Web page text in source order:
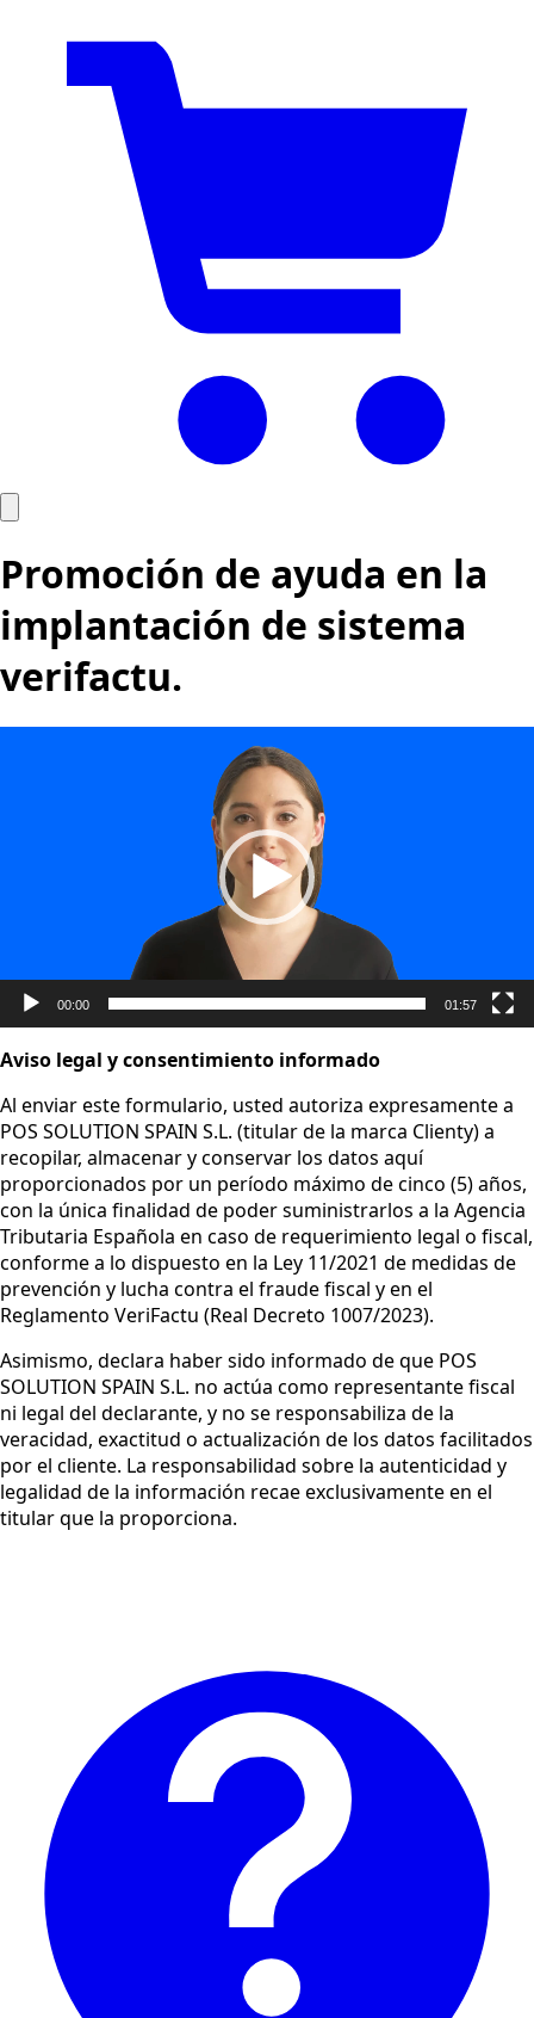
al
contenido
Promoción de ayuda en la
implantación de sistema
verifactu.
00:00 01:57
Aviso legal y consentimiento informado
Al enviar este formulario, usted autoriza expresamente a
POS SOLUTION SPAIN S.L. (titular de la marca Clienty) a
recopilar, almacenar y conservar los datos aquí
proporcionados por un período máximo de cinco (5) años,
con la única finalidad de poder suministrarlos a la Agencia
Tributaria Española en caso de requerimiento legal o fiscal,
conforme a lo dispuesto en la Ley 11/2021 de medidas de
prevención y lucha contra el fraude fiscal y en el
Reglamento VeriFactu (Real Decreto 1007/2023).
Asimismo, declara haber sido informado de que POS
SOLUTION SPAIN S.L. no actúa como representante fiscal
ni legal del declarante, y no se responsabiliza de la
veracidad, exactitud o actualización de los datos facilitados
por el cliente. La responsabilidad sobre la autenticidad y
legalidad de la información recae exclusivamente en el
titular que la proporciona.